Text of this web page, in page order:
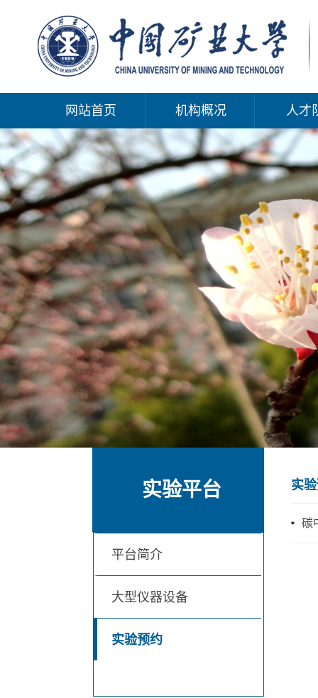
网站首页 机构概况 人才
实验平台
平台简介
大型仪器设备
实验预约
实
碳